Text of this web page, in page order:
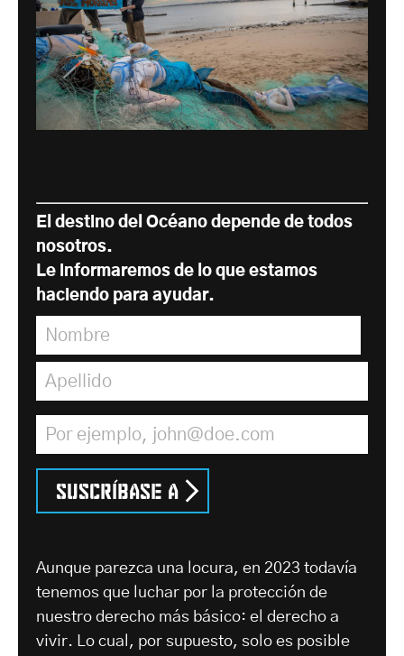
El destino del Océano depende de todos
nosotros.
Le informaremos de lo que estamos
haciendo para ayudar.
Nombre
Apellido
Dirección de correo electrónico
Suscríbase a
Aunque parezca una locura, en 2023 todavía
tenemos que luchar por la protección de
nuestro derecho más básico: el derecho a
vivir. Lo cual, por supuesto, solo es posible